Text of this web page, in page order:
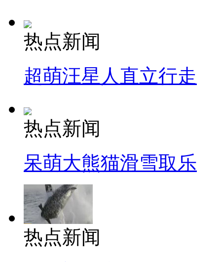
热点新闻
超萌汪星人直立行走
热点新闻
呆萌大熊猫滑雪取乐
热点新闻